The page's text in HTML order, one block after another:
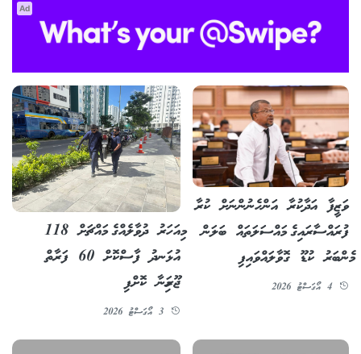
Ad
ވަޒީފާ އަދާކުރާ އަންހެނުންނަށް ކުރާ
ފުރައްސާރައިގެ މައްސަލަތައް ބަލަން
މެންބަރު ކުޑޫ ގޮވާލައްވައިފި
4 އޯގަސްޓު 2026
މިއަހަރު ދުވާލެއްގެ މައްޗަށް 118
އުޅަނދު ފާސްކޮށް 60 ފަރާތް
ޖޫރިމަނާ ކޮށްފި